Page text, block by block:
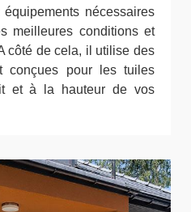
nécessaires
meilleures conditions et
côté de cela, il utilise des
conçues pour les tuiles
et à la hauteur de vos